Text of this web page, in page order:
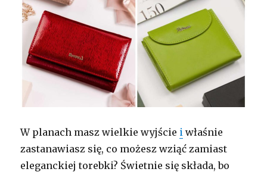
W planach masz wielkie wyjście i właśnie
zastanawiasz się, co możesz wziąć zamiast
eleganckiej torebki? Świetnie się składa, bo